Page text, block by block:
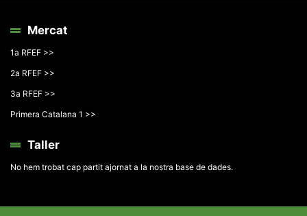
Mercat
1a RFEF >>
2a RFEF >>
3a RFEF >>
Primera Catalana 1 >>
Taller
No hem trobat cap partit ajornat a la nostra base de dades.